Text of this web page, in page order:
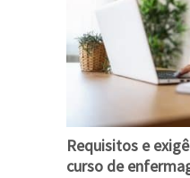
Requisitos e
curso de